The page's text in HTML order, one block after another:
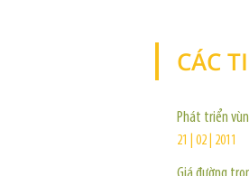
CÁC
Phát triển
21 | 02 | 2011